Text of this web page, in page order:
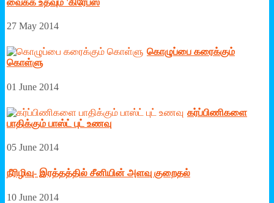
27 May 2014
கொழுப்பை கரைக்கும்
கொள்ளு
01 June 2014
கர்ப்பிணிகளை
பாதிக்கும் பாஸ்ட் புட் உணவு
05 June 2014
நீரிழிவு- இரத்தத்தில் சீனியின் அளவு குறைதல்
10 June 2014